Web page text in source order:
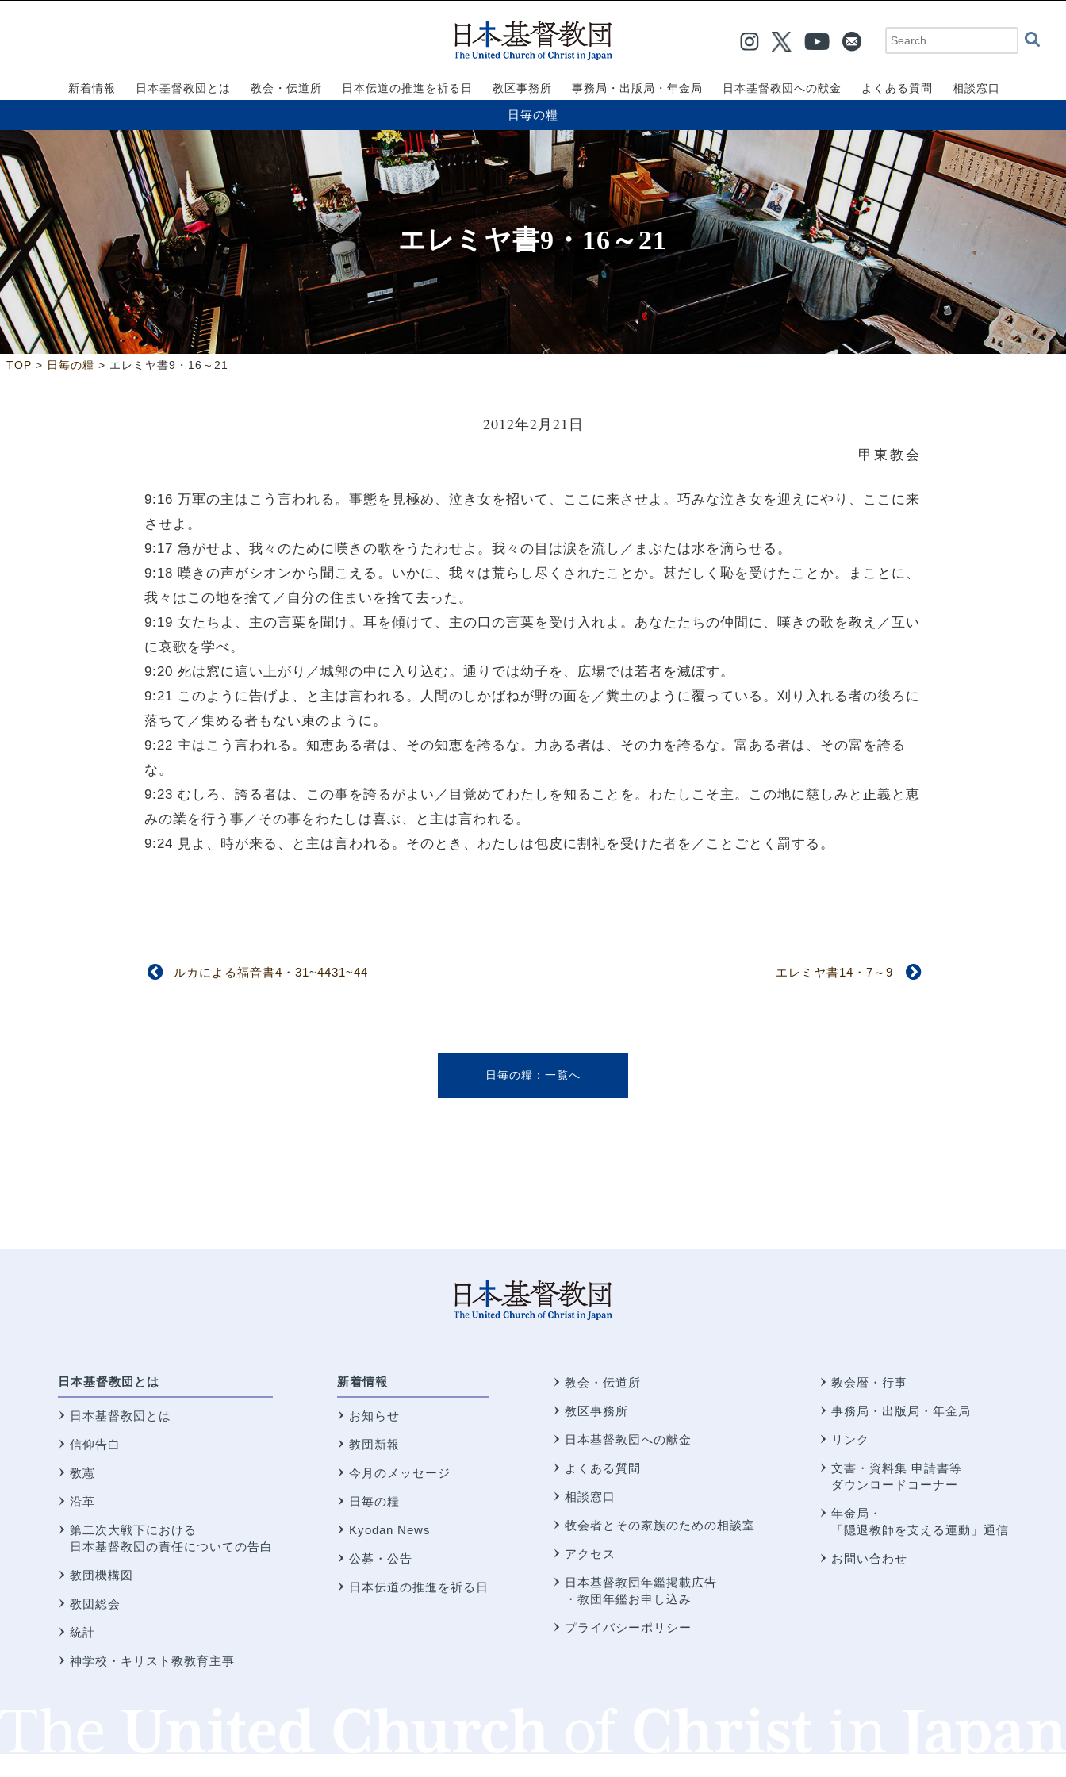
新着情報 日本基督教団とは 教会・伝道所 日本伝道の推進を祈る日 教区事務所 事務局・出版局・年金局 日本基督教団への献金 よくある質問 相談窓口
日毎の糧
エレミヤ書9・16～21
TOP > 日毎の糧 > エレミヤ書9・16～21
2012年2月21日
甲東教会
9:16 万軍の主はこう言われる。事態を見極め、泣き女を招いて、ここに来させよ。巧みな泣き女を迎えにやり、ここに来
させよ。
9:17 急がせよ、我々のために嘆きの歌をうたわせよ。我々の目は涙を流し／まぶたは水を滴らせる。
9:18 嘆きの声がシオンから聞こえる。いかに、我々は荒らし尽くされたことか。甚だしく恥を受けたことか。まことに、
我々はこの地を捨て／自分の住まいを捨て去った。
9:19 女たちよ、主の言葉を聞け。耳を傾けて、主の口の言葉を受け入れよ。あなたたちの仲間に、嘆きの歌を教え／互い
に哀歌を学べ。
9:20 死は窓に這い上がり／城郭の中に入り込む。通りでは幼子を、広場では若者を滅ぼす。
9:21 このように告げよ、と主は言われる。人間のしかばねが野の面を／糞土のように覆っている。刈り入れる者の後ろに
落ちて／集める者もない束のように。
9:22 主はこう言われる。知恵ある者は、その知恵を誇るな。力ある者は、その力を誇るな。富ある者は、その富を誇る
な。
9:23 むしろ、誇る者は、この事を誇るがよい／目覚めてわたしを知ることを。わたしこそ主。この地に慈しみと正義と恵
みの業を行う事／その事をわたしは喜ぶ、と主は言われる。
9:24 見よ、時が来る、と主は言われる。そのとき、わたしは包皮に割礼を受けた者を／ことごとく罰する。
ルカによる福音書4・31~4431~44 エレミヤ書14・7～9
日毎の糧
日本基督教団とは
日本基督教団とは
信仰告白
教憲
沿革
第二次大戦下における
日本基督教団の責任についての告白
教団機構図
教団総会
統計
神学校・キリスト教教育主事
新着情報
お知らせ
教団新報
今月のメッセージ
日毎の糧
Kyodan News
公募・公告
日本伝道の推進を祈る日
教会・伝道所
教区事務所
日本基督教団への献金
よくある質問
相談窓口
牧会者とその家族のための相談室
アクセス
日本基督教団年鑑掲載広告
・教団年鑑お申し込み
プライバシーポリシー
教会暦・行事
事務局・出版局・年金局
リンク
文書・資料集 申請書等
ダウンロードコーナー
年金局・
「隠退教師を支える運動」通信
お問い合わせ